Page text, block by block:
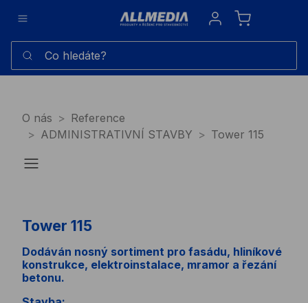
Sign in
Co hledáte?
O nás
Reference
ADMINISTRATIVNÍ STAVBY
Tower 115
Tower 115
Dodáván nosný sortiment pro fasádu, hliníkové
konstrukce, elektroinstalace, mramor a řezání
betonu.